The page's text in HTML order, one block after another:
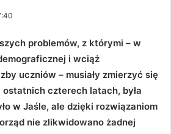
problemów, z którymi – w
i wciąż
uczniów – musiały zmierzyć się
czterech latach, była
w Jaśle, ale dzięki rozwiązaniom
nie zlikwidowano żadnej